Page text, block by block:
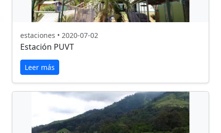
estaciones • 2020-07-02
Estación PUVT
Leer más